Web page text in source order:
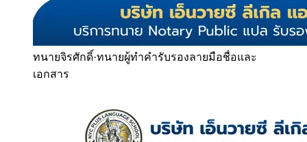
ทนายจิรศักดิ์·ทนายผู้ทำคำรับรองลายมือชื่อและ
เอกสาร